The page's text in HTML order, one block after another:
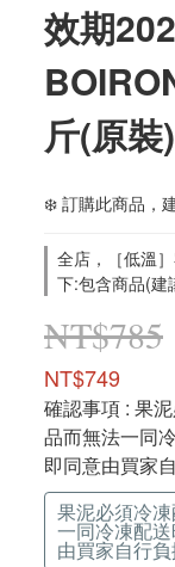
效期
斤(原裝)
❄️ 訂購此商品，
全店，［低溫
下:包含商品(建
NT$785
NT$749
確認事項 : 果
品而無法一同
即同意由買家
果泥必須冷
一同冷凍配
由買家自行